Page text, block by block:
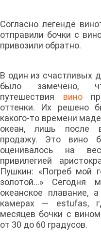
Согласно легенде
отправили бочки с
привозили обратно.
В один из счастливых
было замечено,
путешествия вино
оттенки. Их решено
какого-то времени
океан, лишь после
продажу. Это вино
оценивалось на
привилегией
Пушкин: «Погреб мой
золотой…» Сегодня
океанское плавание,
камерах — estufas,
месяцев бочки с
от 30 до 60 градусов.